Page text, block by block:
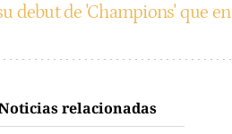
debut de 'Champions' que en
relacionadas